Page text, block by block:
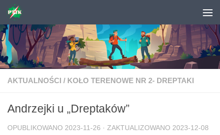
Skip to content
AKTUALNOŚCI / KOŁO TERENOWE NR 2- DREPTAKI
Andrzejki u „Dreptaków”
OPUBLIKOWANO 2023-11-26 · ZAKTUALIZOWANO 2023-12-08